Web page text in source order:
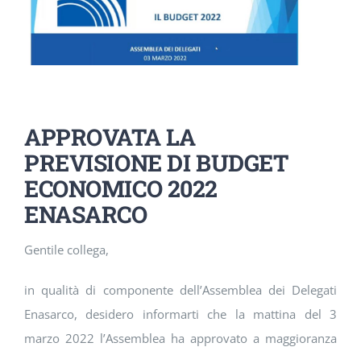
DOWNLOAD
APPROVATA LA
PREVISIONE DI BUDGET
ECONOMICO 2022
ENASARCO
Gentile collega,
in qualità di componente dell’Assemblea dei Delegati
Enasarco, desidero informarti che la mattina del 3
marzo 2022 l’Assemblea ha approvato a maggioranza